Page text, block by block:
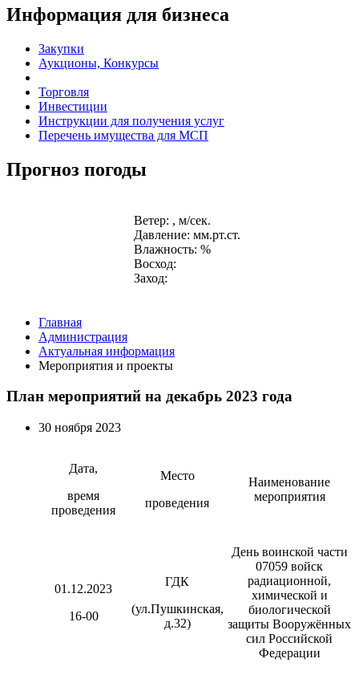
Информация для бизнеса
Закупки
Аукционы, Конкурсы
Торговля
Инвестиции
Инструкции для получения услуг
Перечень имущества для МСП
Прогноз погоды
Ветер: , м/сек.
Давление: мм.рт.ст.
Влажность: %
Восход:
Заход:
Главная
Администрация
Актуальная информация
Мероприятия и проекты
План мероприятий на декабрь 2023 года
30 ноября 2023
Дата,
время
проведения
Место
проведения
Наименование
мероприятия
01.12.2023
16-00
ГДК
(ул.Пушкинская,
д.32)
День воинской части
07059 войск
радиационной,
химической и
биологической
защиты Вооружённых
сил Российской
Федерации